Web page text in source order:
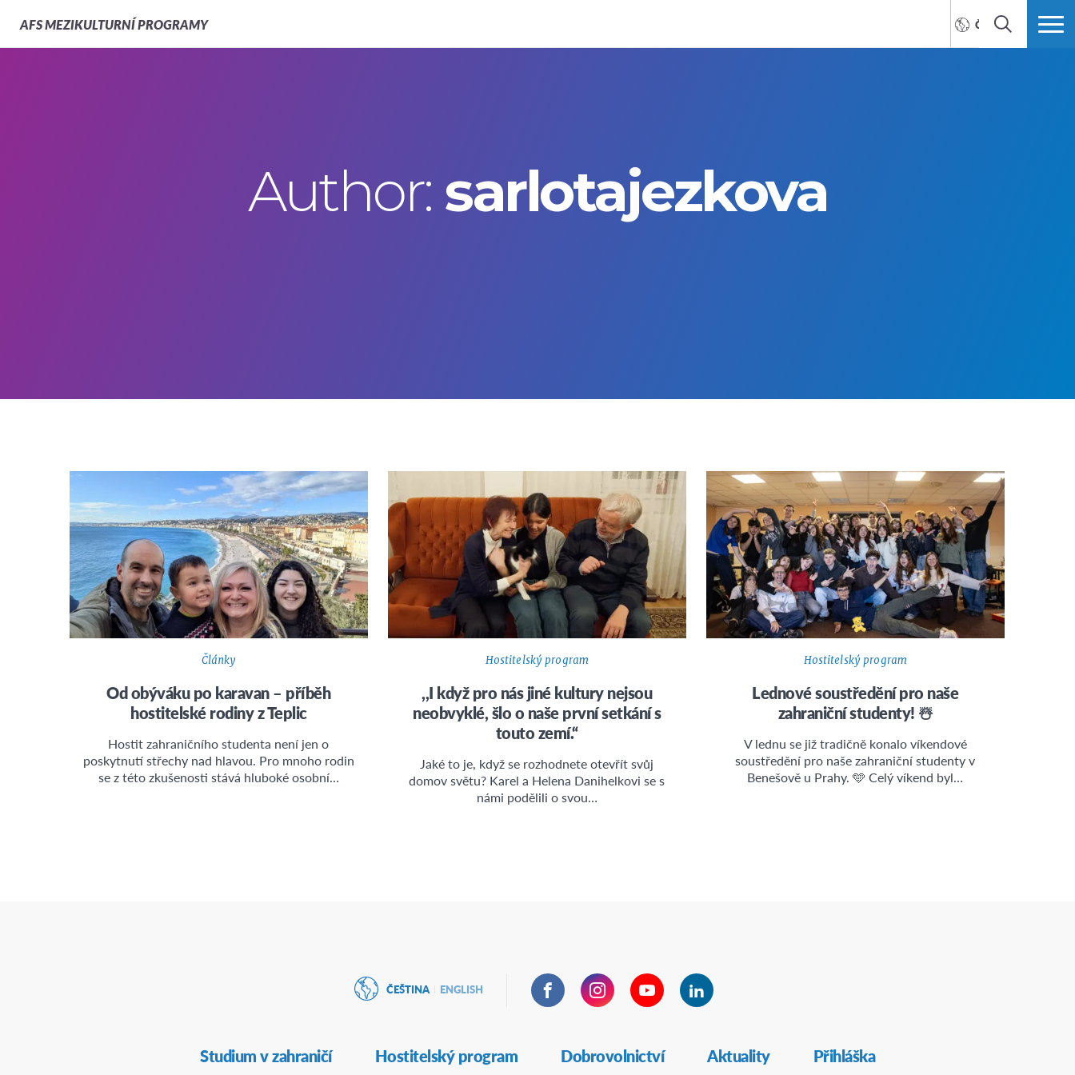
AFSMEZIKULTURNÍ PROGRAMY ČEŠTINA
HLEDAT
Author: sarlotajezkova
Články
Od obýváku po karavan – příběh
hostitelské rodiny z Teplic
Hostit zahraničního studenta není jen o
poskytnutí střechy nad hlavou. Pro mnoho rodin
se z této zkušenosti stává hluboké osobní…
Hostitelský program
,,I když pro nás jiné kultury nejsou
neobvyklé, šlo o naše první setkání s
touto zemí.“
Jaké to je, když se rozhodnete otevřít svůj
domov světu? Karel a Helena Danihelkovi se s
námi podělili o svou…
Hostitelský program
Lednové soustředění pro naše
zahraniční studenty! ☃️
V lednu se již tradičně konalo víkendové
soustředění pro naše zahraniční studenty v
Benešově u Prahy. 🩵 Celý víkend byl…
ČEŠTINA ENGLISH FacebookInstagramYouTubeLinkedIn
Studium v zahraničí Hostitelský program Dobrovolnictví Aktuality Přihláška